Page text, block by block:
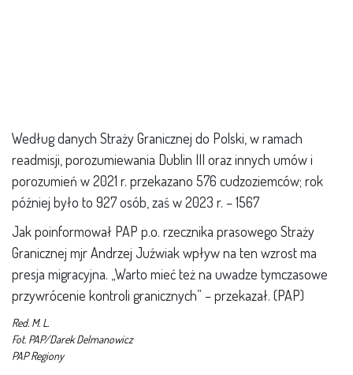
Według danych Straży Granicznej do Polski, w ramach
readmisji, porozumiewania Dublin III oraz innych umów i
porozumień w 2021 r. przekazano 576 cudzoziemców; rok
później było to 927 osób, zaś w 2023 r. – 1567
Jak poinformował PAP p.o. rzecznika prasowego Straży
Granicznej mjr Andrzej Juźwiak wpływ na ten wzrost ma
presja migracyjna. „Warto mieć też na uwadze tymczasowe
przywrócenie kontroli granicznych” – przekazał. (PAP)
Red. M. L.
Fot. PAP/Darek Delmanowicz
PAP Regiony